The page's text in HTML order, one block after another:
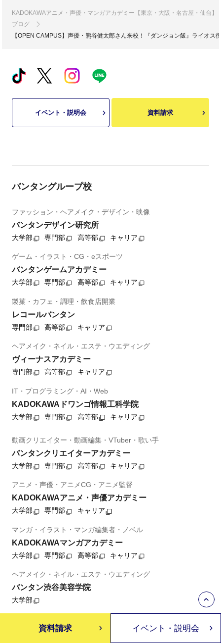
KADOKAWAアニメ・声優・マンガアカデミー【東京・大阪・名古屋・仙台】
ブログ
【OPEN CAMPUS】声優・熊谷健太郎さん来校！『ダンジョン飯』ライオ
イベント・説明会 資料請求
バンタングループ校
ファッション・ヘアメイク・デザイン・映像
バンタンデザイン研究所
大学部 専門部 高等部 キャリア
ゲーム・イラスト・CG・eスポーツ
バンタンゲームアカデミー
大学部 専門部 高等部 キャリア
製菓・カフェ・調理・飲食店開業
レコールバンタン
専門部 高等部 キャリア
ヘアメイク・ネイル・エステ・ウエディング
ヴィーナスアカデミー
専門部 高等部 キャリア
IT・プログラミング・AI・Web
KADOKAWAドワンゴ情報工科学院
大学部 専門部 高等部 キャリア
動画クリエイター・動画編集・VTuber・歌い手
バンタンクリエイターアカデミー
大学部 専門部 高等部 キャリア
アニメ・声優・アニメCG・アニメ監督
KADOKAWAアニメ・声優アカデミー
大学部 専門部 キャリア
マンガ・イラスト・マンガ編集者・ノベル
KADOKAWAマンガアカデミー
大学部 専門部 高等部 キャリア
ヘアメイク・ネイル・エステ・ウエディング
バンタン渋谷美容学院
大学部
アート・デザイン・映像・映画
資料請求 イベント・説明会